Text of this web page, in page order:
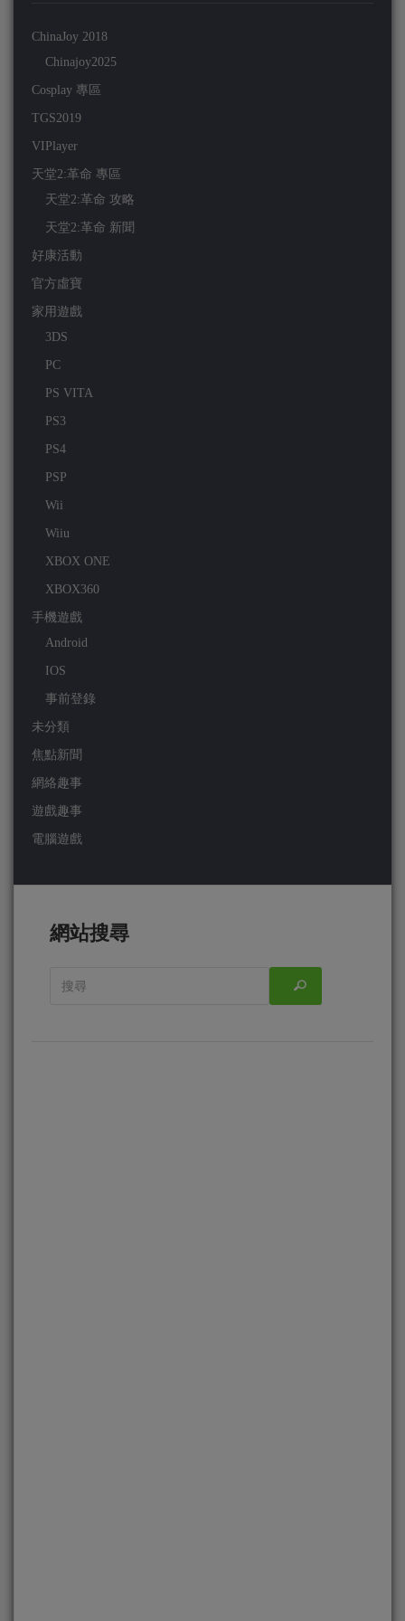
ChinaJoy 2018
Chinajoy2025
Cosplay 專區
TGS2019
VIPlayer
天堂2:革命 專區
天堂2:革命 攻略
天堂2:革命 新聞
好康活動
官方虛寶
家用遊戲
3DS
PC
PS VITA
PS3
PS4
PSP
Wii
Wiiu
XBOX ONE
XBOX360
手機遊戲
Android
IOS
事前登錄
未分類
焦點新聞
網絡趣事
遊戲趣事
電腦遊戲
網站搜尋